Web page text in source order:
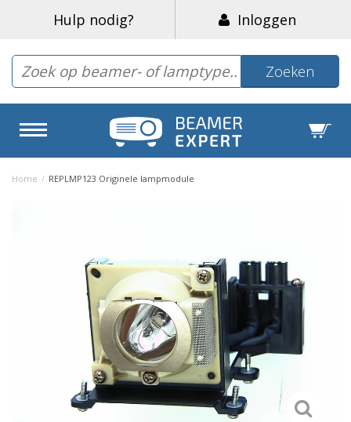
Hulp nodig? Inloggen
Zoeken
Home / REPLMP123 Originele lampmodule